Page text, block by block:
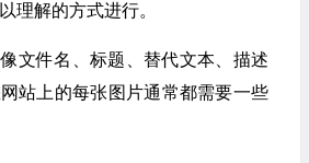
理解的方式进行。
文件名、标题、替代文本、描述
站上的每张图片通常都需要一些